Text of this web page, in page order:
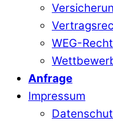
WEG-Recht
Anfrage
Impressum